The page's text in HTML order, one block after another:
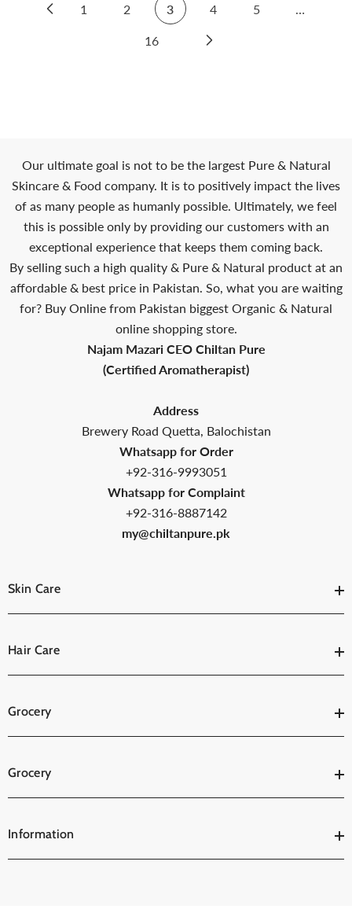
1 2 3 4 5 …
16
Our ultimate goal is not to be the largest Pure & Natural
Skincare & Food company. It is to positively impact the lives
of as many people as humanly possible. Ultimately, we feel
this is possible only by providing our customers with an
exceptional experience that keeps them coming back.
By selling such a high quality & Pure & Natural product at an
affordable & best price in Pakistan. So, what you are waiting
for? Buy Online from Pakistan biggest Organic & Natural
online shopping store.
Najam Mazari CEO Chiltan Pure
(Certified Aromatherapist)
Address
Brewery Road Quetta, Balochistan
Whatsapp for Order
+92-316-9993051
Whatsapp for Complaint
+92-316-8887142
my@chiltanpure.pk
Skin Care
Hair Care
Grocery
Grocery
Information